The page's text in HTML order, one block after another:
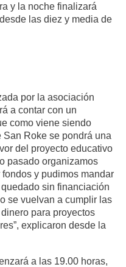
y la noche finalizará
las diez y media de
por la asociación
a contar con un
como viene siendo
Roke se pondrá una
del proyecto educativo
pasado organizamos
y pudimos mandar
sin financiación
se vuelvan a cumplir las
para proyectos
explicaron desde la
a las 19.00 horas,